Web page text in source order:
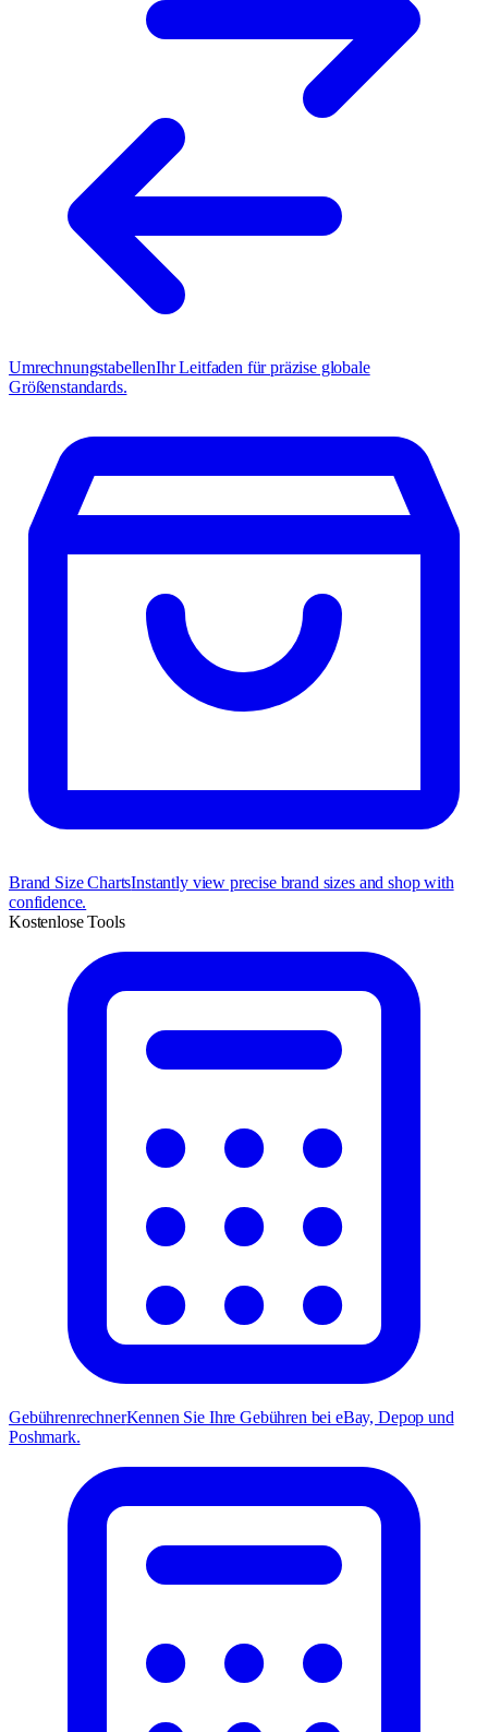
UmrechnungstabellenIhr Leitfaden für präzise globale
Größenstandards.
Brand Size ChartsInstantly view precise brand sizes and shop with
confidence.
Kostenlose Tools
GebührenrechnerKennen Sie Ihre Gebühren bei eBay, Depop und
Poshmark.